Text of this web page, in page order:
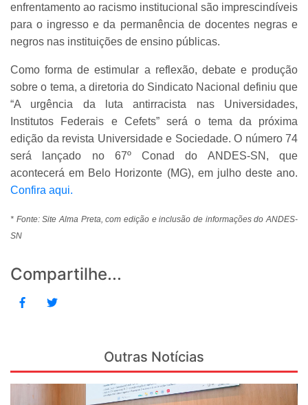
enfrentamento ao racismo institucional são imprescindíveis
para o ingresso e da permanência de docentes negras e
negros nas instituições de ensino públicas.
Como forma de estimular a reflexão, debate e produção
sobre o tema, a diretoria do Sindicato Nacional definiu que
“A urgência da luta antirracista nas Universidades,
Institutos Federais e Cefets” será o tema da próxima
edição da revista Universidade e Sociedade. O número 74
será lançado no 67º Conad do ANDES-SN, que
acontecerá em Belo Horizonte (MG), em julho deste ano.
Confira aqui.
* Fonte: Site Alma Preta, com edição e inclusão de informações do ANDES-
SN
Compartilhe...
Outras Notícias